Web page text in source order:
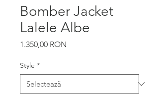
Bomber Jacket
Lalele Albe
1.350,00 RON
Style *